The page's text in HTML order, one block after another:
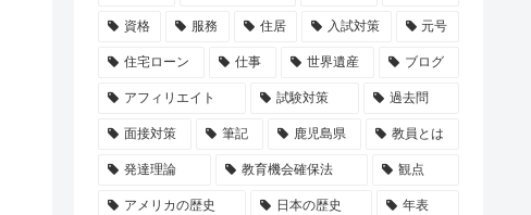
資格 服務 住居 入試対策 元号
住宅ローン 仕事 世界遺産 ブログ
アフィリエイト 試験対策 過去問
面接対策 筆記 鹿児島県 教員とは
発達理論 教育機会確保法 観点
アメリカの歴史 日本の歴史 年表